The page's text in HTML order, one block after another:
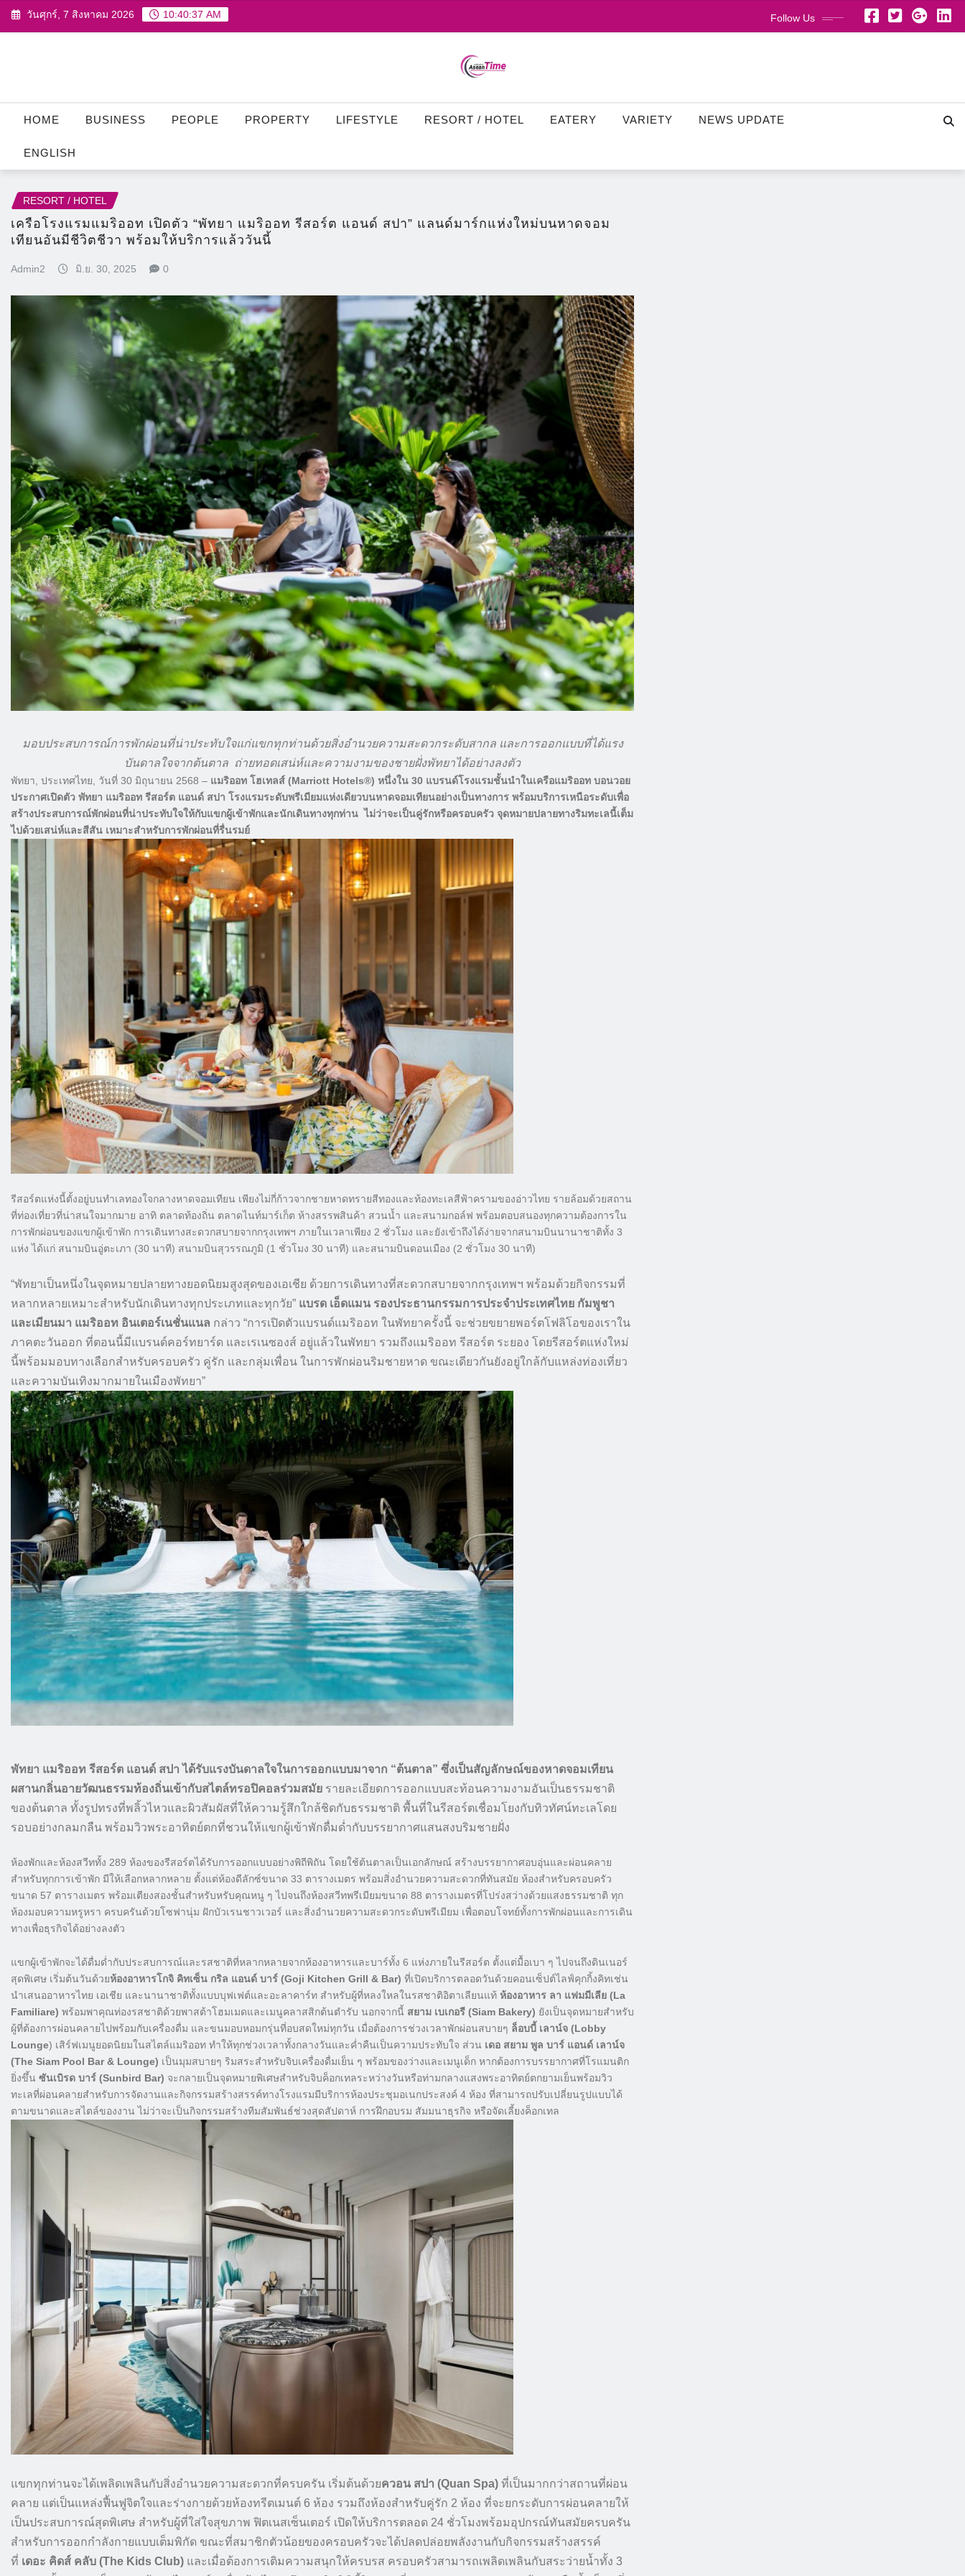
Skip วันศุกร์, 7 สิงหาคม 2026 10:40:38 AM Follow Us
HOME BUSINESS PEOPLE PROPERTY LIFESTYLE RESORT / HOTEL EATERY VARIETY NEWS UPDATE
ENGLISH
RESORT / HOTEL
เครือโรงแรมแมริออท เปิดตัว “พัทยา แมริออท รีสอร์ต แอนด์ สปา” แลนด์มาร์กแห่งใหม่บนหาดจอม
เทียนอันมีชีวิตชีวา พร้อมให้บริการแล้ววันนี้
Admin2 มิ.ย. 30, 2025 0
มอบประสบการณ์การพักผ่อนที่น่าประทับใจแก่แขกทุกท่านด้วยสิ่งอำนวยความสะดวกระดับสากล และการออกแบบที่ได้แรง
บันดาลใจจากต้นตาล ถ่ายทอดเสน่ห์และความงามของชายฝั่งพัทยาได้อย่างลงตัว
พัทยา, ประเทศไทย, วันที่ 30 มิถุนายน 2568 – แมริออท โฮเทลส์ (Marriott Hotels®) หนึ่งใน 30 แบรนด์โรงแรมชั้นนำในเครือแมริออท บอนวอย
ประกาศเปิดตัว พัทยา แมริออท รีสอร์ต แอนด์ สปา โรงแรมระดับพรีเมียมแห่งเดียวบนหาดจอมเทียนอย่างเป็นทางการ พร้อมบริการเหนือระดับเพื่อ
สร้างประสบการณ์พักผ่อนที่น่าประทับใจให้กับแขกผู้เข้าพักและนักเดินทางทุกท่าน ไม่ว่าจะเป็นคู่รักหรือครอบครัว จุดหมายปลายทางริมทะเลนี้เต็ม
ไปด้วยเสน่ห์และสีสัน เหมาะสำหรับการพักผ่อนที่รื่นรมย์
รีสอร์ตแห่งนี้ตั้งอยู่บนทำเลทองใจกลางหาดจอมเทียน เพียงไม่กี่ก้าวจากชายหาดทรายสีทองและท้องทะเลสีฟ้าครามของอ่าวไทย รายล้อมด้วยสถาน
ที่ท่องเที่ยวที่น่าสนใจมากมาย อาทิ ตลาดท้องถิ่น ตลาดไนท์มาร์เก็ต ห้างสรรพสินค้า สวนน้ำ และสนามกอล์ฟ พร้อมตอบสนองทุกความต้องการใน
การพักผ่อนของแขกผู้เข้าพัก การเดินทางสะดวกสบายจากกรุงเทพฯ ภายในเวลาเพียง 2 ชั่วโมง และยังเข้าถึงได้ง่ายจากสนามบินนานาชาติทั้ง 3
แห่ง ได้แก่ สนามบินอู่ตะเภา (30 นาที) สนามบินสุวรรณภูมิ (1 ชั่วโมง 30 นาที) และสนามบินดอนเมือง (2 ชั่วโมง 30 นาที)
“พัทยาเป็นหนึ่งในจุดหมายปลายทางยอดนิยมสูงสุดของเอเชีย ด้วยการเดินทางที่สะดวกสบายจากกรุงเทพฯ พร้อมด้วยกิจกรรมที่
หลากหลายเหมาะสำหรับนักเดินทางทุกประเภทและทุกวัย” แบรด เอ็ดแมน รองประธานกรรมการประจำประเทศไทย กัมพูชา
และเมียนมา แมริออท อินเตอร์เนชั่นแนล กล่าว “การเปิดตัวแบรนด์แมริออท ในพัทยาครั้งนี้ จะช่วยขยายพอร์ตโฟลิโอของเราใน
ภาคตะวันออก ที่ตอนนี้มีแบรนด์คอร์ทยาร์ด และเรเนซองส์ อยู่แล้วในพัทยา รวมถึงแมริออท รีสอร์ต ระยอง โดยรีสอร์ตแห่งใหม่
นี้พร้อมมอบทางเลือกสำหรับครอบครัว คู่รัก และกลุ่มเพื่อน ในการพักผ่อนริมชายหาด ขณะเดียวกันยังอยู่ใกล้กับแหล่งท่องเที่ยว
และความบันเทิงมากมายในเมืองพัทยา”
พัทยา แมริออท รีสอร์ต แอนด์ สปา ได้รับแรงบันดาลใจในการออกแบบมาจาก “ต้นตาล” ซึ่งเป็นสัญลักษณ์ของหาดจอมเทียน
ผสานกลิ่นอายวัฒนธรรมท้องถิ่นเข้ากับสไตล์ทรอปิคอลร่วมสมัย รายละเอียดการออกแบบสะท้อนความงามอันเป็นธรรมชาติ
ของต้นตาล ทั้งรูปทรงที่พลิ้วไหวและผิวสัมผัสที่ให้ความรู้สึกใกล้ชิดกับธรรมชาติ พื้นที่ในรีสอร์ตเชื่อมโยงกับทิวทัศน์ทะเลโดย
รอบอย่างกลมกลืน พร้อมวิวพระอาทิตย์ตกที่ชวนให้แขกผู้เข้าพักดื่มด่ำกับบรรยากาศแสนสงบริมชายฝั่ง
ห้องพักและห้องสวีททั้ง 289 ห้องของรีสอร์ตได้รับการออกแบบอย่างพิถีพิถัน โดยใช้ต้นตาลเป็นเอกลักษณ์ สร้างบรรยากาศอบอุ่นและผ่อนคลาย
สำหรับทุกการเข้าพัก มีให้เลือกหลากหลาย ตั้งแต่ห้องดีลักซ์ขนาด 33 ตารางเมตร พร้อมสิ่งอำนวยความสะดวกที่ทันสมัย ห้องสำหรับครอบครัว
ขนาด 57 ตารางเมตร พร้อมเตียงสองชั้นสำหรับหรับคุณหนู ๆ ไปจนถึงห้องสวีทพรีเมียมขนาด 88 ตารางเมตรที่โปร่งสว่างด้วยแสงธรรมชาติ ทุก
ห้องมอบความหรูหรา ครบครันด้วยโซฟานุ่ม ฝักบัวเรนชาวเวอร์ และสิ่งอำนวยความสะดวกระดับพรีเมียม เพื่อตอบโจทย์ทั้งการพักผ่อนและการเดิน
ทางเพื่อธุรกิจได้อย่างลงตัว
แขกผู้เข้าพักจะได้ดื่มด่ำกับประสบการณ์และรสชาติที่หลากหลายจากห้องอาหารและบาร์ทั้ง 6 แห่งภายในรีสอร์ต ตั้งแต่มื้อเบา ๆ ไปจนถึงดินเนอร์
สุดพิเศษ เริ่มต้นวันด้วยห้องอาหารโกจิ คิทเซ็น กริล แอนด์ บาร์ (Goji Kitchen Grill & Bar) ที่เปิดบริการตลอดวันด้วยคอนเซ็ปต์ไลฟ์คุกกิ้งคิทเช่น
นำเสนออาหารไทย เอเชีย และนานาชาติทั้งแบบบุฟเฟต์และอะลาคาร์ท สำหรับผู้ที่หลงใหลในรสชาติอิตาเลียนแท้ ห้องอาหาร ลา แฟมมีเลีย (La
Familiare) พร้อมพาคุณท่องรสชาติด้วยพาสต้าโฮมเมดและเมนูคลาสสิกต้นตำรับ นอกจากนี้ สยาม เบเกอรี (Siam Bakery) ยังเป็นจุดหมายสำหรับ
ผู้ที่ต้องการผ่อนคลายไปพร้อมกับเครื่องดื่ม และขนมอบหอมกรุ่นที่อบสดใหม่ทุกวัน เมื่อต้องการช่วงเวลาพักผ่อนสบายๆ ล็อบบี้ เลาน์จ (Lobby
Lounge) เสิร์ฟเมนูยอดนิยมในสไตล์แมริออท ทำให้ทุกช่วงเวลาทั้งกลางวันและค่ำคืนเป็นความประทับใจ ส่วน เดอ สยาม พูล บาร์ แอนด์ เลาน์จ
(The Siam Pool Bar & Lounge) เป็นมุมสบายๆ ริมสระสำหรับจิบเครื่องดื่มเย็น ๆ พร้อมของว่างและเมนูเด็ก หากต้องการบรรยากาศที่โรแมนติก
ยิ่งขึ้น ซันเบิรด บาร์ (Sunbird Bar) จะกลายเป็นจุดหมายพิเศษสำหรับจิบค็อกเทลระหว่างวันหรือท่ามกลางแสงพระอาทิตย์ตกยามเย็นพร้อมวิว
ทะเลที่ผ่อนคลายสำหรับการจัดงานและกิจกรรมสร้างสรรค์ทางโรงแรมมีบริการห้องประชุมอเนกประสงค์ 4 ห้อง ที่สามารถปรับเปลี่ยนรูปแบบได้
ตามขนาดและสไตล์ของงาน ไม่ว่าจะเป็นกิจกรรมสร้างทีมสัมพันธ์ช่วงสุดสัปดาห์ การฝึกอบรม สัมมนาธุรกิจ หรือจัดเลี้ยงค็อกเทล
แขกทุกท่านจะได้เพลิดเพลินกับสิ่งอำนวยความสะดวกที่ครบครัน เริ่มต้นด้วยควอน สปา (Quan Spa) ที่เป็นมากกว่าสถานที่ผ่อน
คลาย แต่เป็นแหล่งฟื้นฟูจิตใจและร่างกายด้วยห้องทรีตเมนต์ 6 ห้อง รวมถึงห้องสำหรับคู่รัก 2 ห้อง ที่จะยกระดับการผ่อนคลายให้
เป็นประสบการณ์สุดพิเศษ สำหรับผู้ที่ใส่ใจสุขภาพ ฟิตเนสเซ็นเตอร์ เปิดให้บริการตลอด 24 ชั่วโมงพร้อมอุปกรณ์ทันสมัยครบครัน
สำหรับการออกกำลังกายแบบเต็มพิกัด ขณะที่สมาชิกตัวน้อยของครอบครัวจะได้ปลดปล่อยพลังงานกับกิจกรรมสร้างสรรค์
ที่ เดอะ คิดส์ คลับ (The Kids Club) และเมื่อต้องการเติมความสนุกให้ครบรส ครอบครัวสามารถเพลิดเพลินกับสระว่ายน้ำทั้ง 3